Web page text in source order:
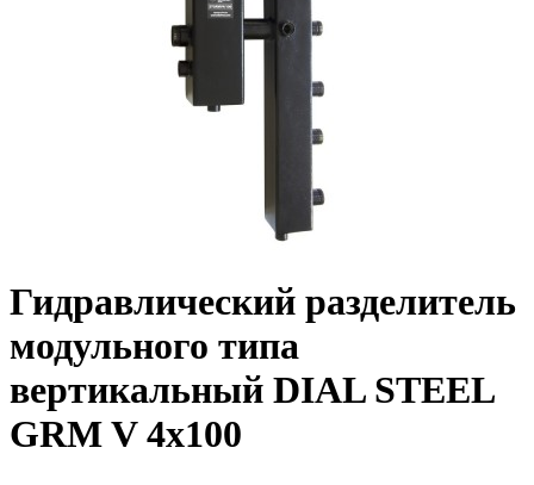
Гидравлический разделитель
модульного типа
вертикальный DIAL STEEL
GRM V 4х100